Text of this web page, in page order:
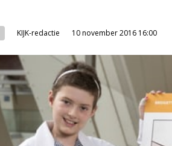
KIJK-redactie 10 november 2016 16:00